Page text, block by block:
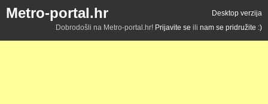
Metro-portal.hr
Desktop verzija
Dobrodošli na Metro-portal.hr! Prijavite se ili nam se pridružite :)